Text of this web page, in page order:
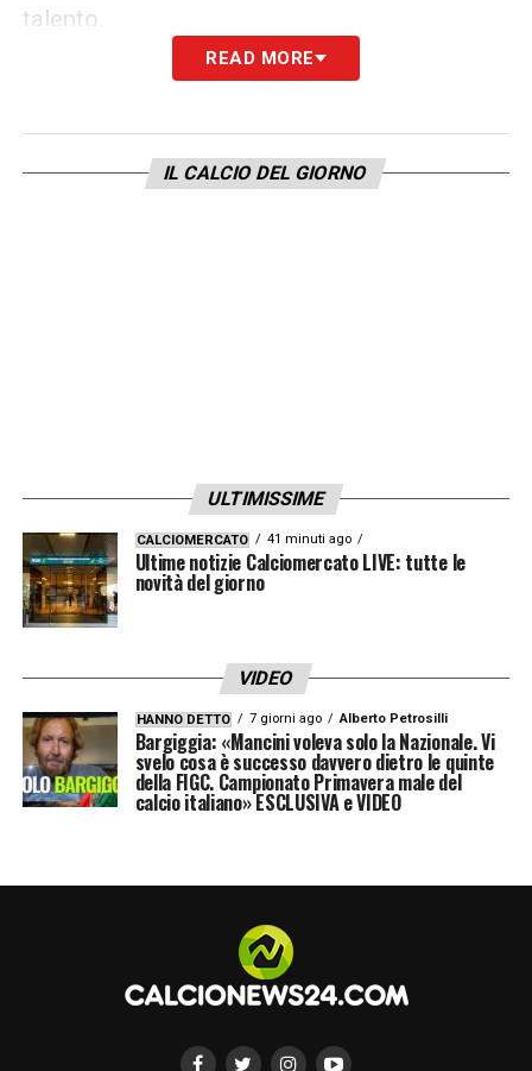
talento.
Con queste operazioni,la Roma spera di
dell’esercizio, evitando sanzioni UEFA e
guadagnando margini di manovra per la
READ MORE
IL CALCIO DEL GIORNO
ULTIMISSIME
CALCIOMERCATO 41 minuti ago
Ultime notizie Calciomercato LIVE: tutte le
novità del giorno
VIDEO
HANNO DETTO 7 giorni ago Alberto Petrosilli
Bargiggia: «Mancini voleva solo la Nazionale. Vi
svelo cosa è successo davvero dietro le quinte
della FIGC. Campionato Primavera male del
calcio italiano» ESCLUSIVA e VIDEO